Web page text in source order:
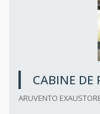
CABINE DE
ARUVENTO